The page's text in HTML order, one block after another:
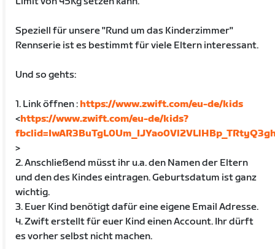
Speziell für unsere "Rund um das Kinderzimmer"
Rennserie ist es bestimmt für viele Eltern interessant.
Und so gehts:
1. Link öffnen : https://www.zwift.com/eu-de/kids
<https://www.zwift.com/eu-de/kids?
>
2. Anschließend müsst ihr u.a. den Namen der Eltern
und den des Kindes eintragen. Geburtsdatum ist ganz
wichtig.
3. Euer Kind benötigt dafür eine eigene Email Adresse.
4. Zwift erstellt für euer Kind einen Account. Ihr dürft
es vorher selbst nicht machen.